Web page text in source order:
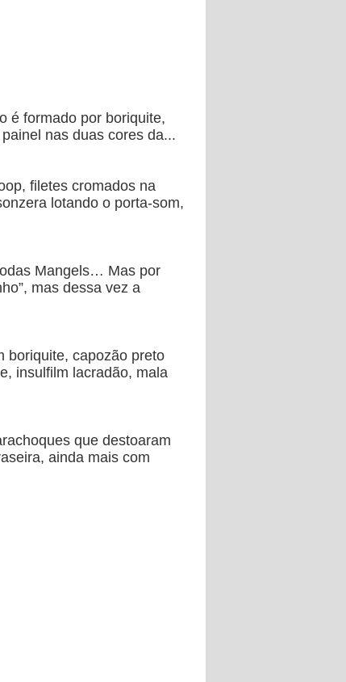
é formado por boriquite,
nas duas cores da...
filetes cromados na
lotando o porta-som,
Mangels… Mas por
mas dessa vez a
boriquite, capozão preto
insulfilm lacradão, mala
que destoaram
ainda mais com